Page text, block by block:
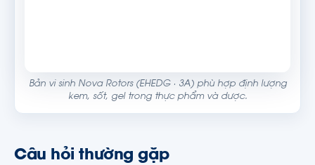
Bản vi sinh Nova Rotors (EHEDG · 3A) phù hợp định lượng
kem, sốt, gel trong thực phẩm và dược.
Câu hỏi thường gặp